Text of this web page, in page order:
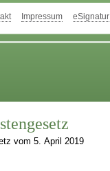
Impressum eSignatur
vom 5. April 2019